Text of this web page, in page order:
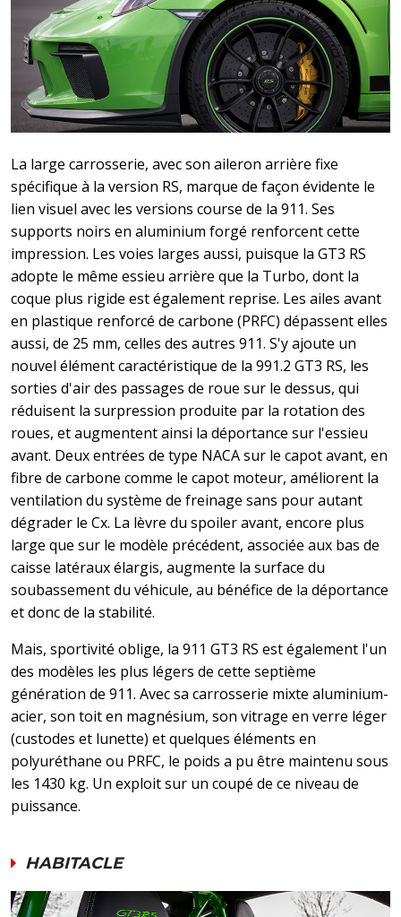
La large carrosserie, avec son aileron arrière fixe
spécifique à la version RS, marque de façon évidente le
lien visuel avec les versions course de la 911. Ses
supports noirs en aluminium forgé renforcent cette
impression. Les voies larges aussi, puisque la GT3 RS
adopte le même essieu arrière que la Turbo, dont la
coque plus rigide est également reprise. Les ailes avant
en plastique renforcé de carbone (PRFC) dépassent elles
aussi, de 25 mm, celles des autres 911. S'y ajoute un
nouvel élément caractéristique de la 991.2 GT3 RS, les
sorties d'air des passages de roue sur le dessus, qui
réduisent la surpression produite par la rotation des
roues, et augmentent ainsi la déportance sur l'essieu
avant. Deux entrées de type NACA sur le capot avant, en
fibre de carbone comme le capot moteur, améliorent la
ventilation du système de freinage sans pour autant
dégrader le Cx. La lèvre du spoiler avant, encore plus
large que sur le modèle précédent, associée aux bas de
caisse latéraux élargis, augmente la surface du
soubassement du véhicule, au bénéfice de la déportance
et donc de la stabilité.
Mais, sportivité oblige, la 911 GT3 RS est également l'un
des modèles les plus légers de cette septième
génération de 911. Avec sa carrosserie mixte aluminium-
acier, son toit en magnésium, son vitrage en verre léger
(custodes et lunette) et quelques éléments en
polyuréthane ou PRFC, le poids a pu être maintenu sous
les 1430 kg. Un exploit sur un coupé de ce niveau de
puissance.
HABITACLE